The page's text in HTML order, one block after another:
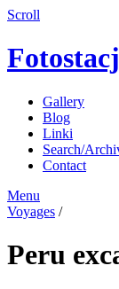
Scroll
Gallery
Blog
Linki
Search/
Contact
Menu
Voyages /
Peru